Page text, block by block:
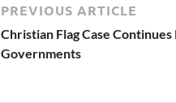
PREVIOUS ARTICLE
Christian Flag Case
Governments